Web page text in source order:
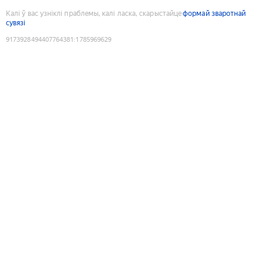
Калі ў вас узніклі праблемы, калі ласка, скарыстайцеформай зваротнай
сувязі
9173928494407764381 :1785969629